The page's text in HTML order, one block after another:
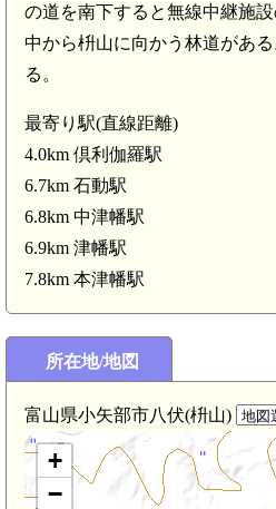
の道を南下すると無線中継施
中から枡山に向かう林道があ
る。
最寄り駅(直線距離)
4.0km 倶利伽羅駅
6.7km 石動駅
6.8km 中津幡駅
6.9km 津幡駅
7.8km 本津幡駅
所在地/地図
富山県小矢部市八伏(枡山)
+
−